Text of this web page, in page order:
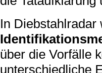
In Diebstahlradar
über die Vorfälle
unterschiedliche